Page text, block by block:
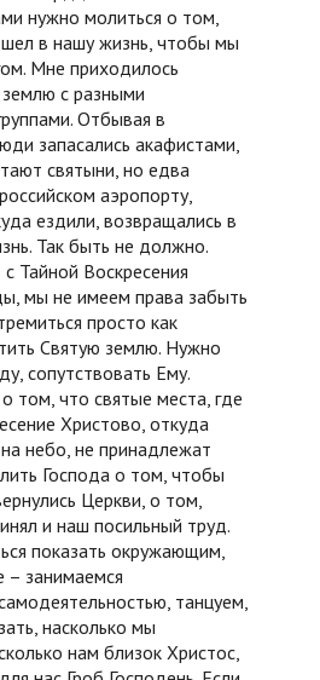
нужно молиться о том,
в нашу жизнь, чтобы мы
Мне приходилось
с разными
Отбывая в
запасались акафистами,
святыни, но едва
аэропорту,
ездили, возвращались в
Так быть не должно.
Тайной Воскресения
мы не имеем права забыть
просто как
Святую землю. Нужно
сопутствовать Ему.
том, что святые места, где
Христово, откуда
небо, не принадлежат
Господа о том, чтобы
Церкви, о том,
и наш посильный труд.
показать окружающим,
– занимаемся
танцуем,
насколько мы
нам близок Христос,